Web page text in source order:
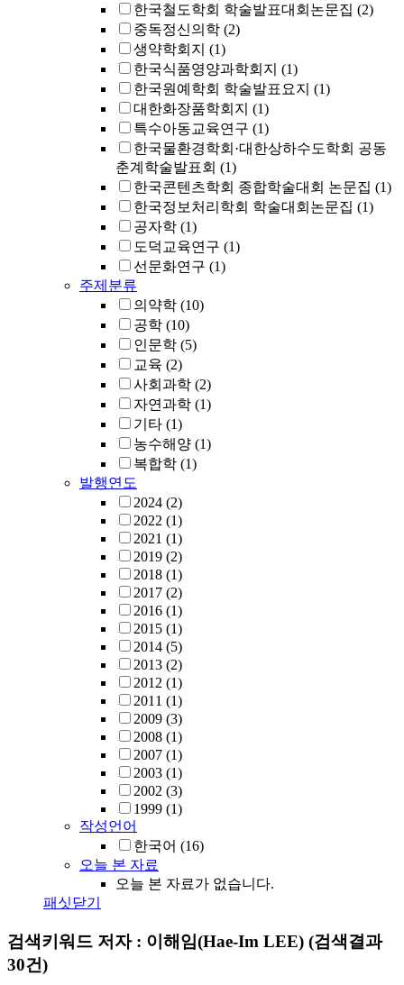
한국철도학회 학술발표대회논문집 (2)
중독정신의학 (2)
생약학회지 (1)
한국식품영양과학회지 (1)
한국원예학회 학술발표요지 (1)
대한화장품학회지 (1)
특수아동교육연구 (1)
한국물환경학회·대한상하수도학회 공동
춘계학술발표회 (1)
한국콘텐츠학회 종합학술대회 논문집 (1)
한국정보처리학회 학술대회논문집 (1)
공자학 (1)
도덕교육연구 (1)
선문화연구 (1)
주제분류
의약학 (10)
공학 (10)
인문학 (5)
교육 (2)
사회과학 (2)
자연과학 (1)
기타 (1)
농수해양 (1)
복합학 (1)
발행연도
2024 (2)
2022 (1)
2021 (1)
2019 (2)
2018 (1)
2017 (2)
2016 (1)
2015 (1)
2014 (5)
2013 (2)
2012 (1)
2011 (1)
2009 (3)
2008 (1)
2007 (1)
2003 (1)
2002 (3)
1999 (1)
작성언어
한국어 (16)
오늘 본 자료
오늘 본 자료가 없습니다.
패싯닫기
검색키워드 저자 : 이해임(Hae-Im LEE) (검색결과
30건)